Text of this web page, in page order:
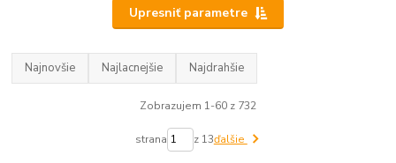
Upresniť parametre
Najnovšie Najlacnejšie Najdrahšie
Zobrazujem 1-60 z 732
strana z 13ďalšie